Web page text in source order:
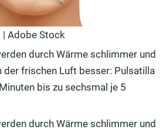
Adobe Stock
durch Wärme schlimmer und
der frischen Luft besser: Pulsatilla
bis zu sechsmal je 5
durch Wärme schlimmer und